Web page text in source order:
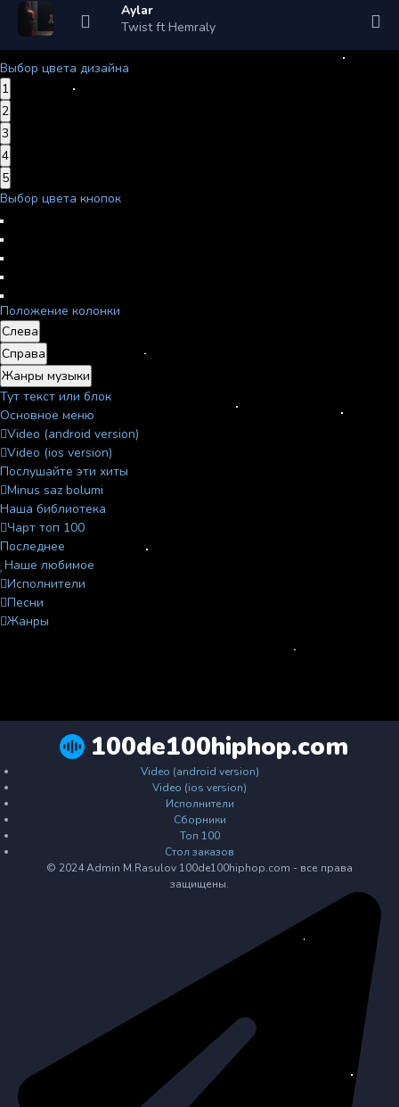
Aylar
Twist ft Hemraly
Выбор цвета дизайна
1
2
3
4
5
Выбор цвета кнопок
Положение колонки
Слева
Справа
Жанры музыки
Тут текст или блок
Основное меню
Video (android version)
Video (ios version)
Послушайте эти хиты
Minus saz bolumi
Наша библиотека
Чарт топ 100
Последнее
Наше любимое
Исполнители
Песни
Жанры
100de100hiphop.com
Video (android version)
Video (ios version)
Исполнители
Сборники
Топ 100
Стол заказов
© 2024 Admin M.Rasulov 100de100hiphop.com - все права
защищены.